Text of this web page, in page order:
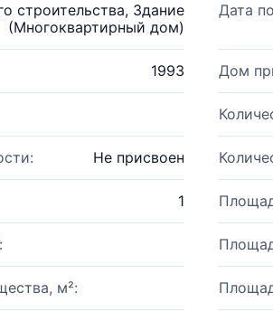
строительства, Здание
(Многоквартирный дом)
Дата
1993 Дом
Не присвоен
1
м²: